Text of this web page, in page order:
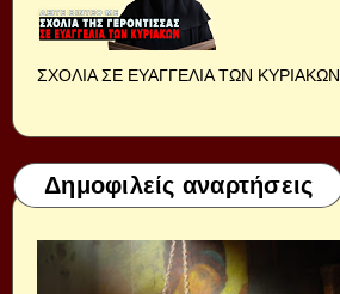
ΣΧΟΛΙΑ ΣΕ ΕΥΑΓΓΕΛΙΑ ΤΩΝ ΚΥΡΙΑΚΩΝ
Δημοφιλείς αναρτήσεις